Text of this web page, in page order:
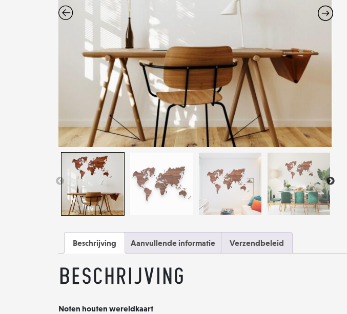
Beschrijving Aanvullende informatie Verzendbeleid
Beschrijving
Noten houten wereldkaart